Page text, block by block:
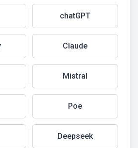
chatGPT
Claude
Mistral
Poe
Deepseek